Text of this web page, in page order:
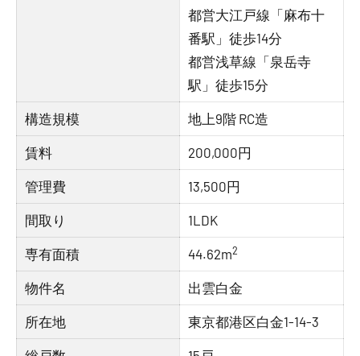
都営大江戸線「麻布十
番駅」徒歩14分
都営浅草線「泉岳寺
駅」徒歩15分
構造規模 地上9階 RC造
賃料 200,000円
管理費 13,500円
間取り 1LDK
専有面積 44.62m2
物件名 出雲白金
所在地 東京都港区白金1-14-3